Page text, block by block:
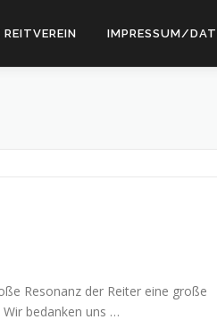
IMPRESSUM/
Resonanz der Reiter eine große
bedanken uns …